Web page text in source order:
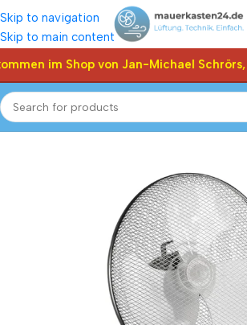
Skip to navigation
Skip to main content
im Shop von Jan-Michael Schrörs,
Start Shop Sommer-ventilatoren Stand-